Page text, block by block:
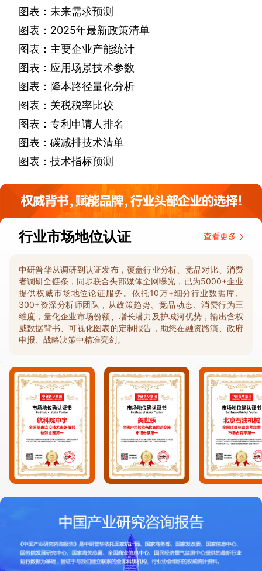
图表：未来需求预测
图表： 2025年最新政策清单
图表：主要企业产能统计
图表：应用场景技术参数
图表：降本路径量化分析
图表：关税税率比较
图表：专利申请人排名
图表：碳减排技术清单
图表：技术指标预测
行业市场地位认证 查看更多
中研普华从调研到认证发布，覆盖行业分析、竞品对比、消费
者调研全链条，同步联合头部媒体全网曝光，已为5000+企业
提供权威市场地位论证服务。依托10万+细分行业数据库、
300+资深分析师团队，从政策趋势、竞品动态、消费行为三
维度，量化企业市场份额、增长潜力及护城河优势，输出含权
威数据背书、可视化图表的定制报告，助您在融资路演、政府
申报、战略决策中精准亮剑。